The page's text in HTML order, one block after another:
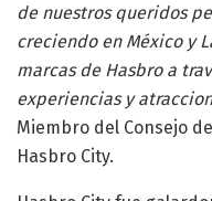
de nuestros queridos
creciendo en México y
marcas de Hasbro a
experiencias y
Miembro del Consejo
Hasbro City.